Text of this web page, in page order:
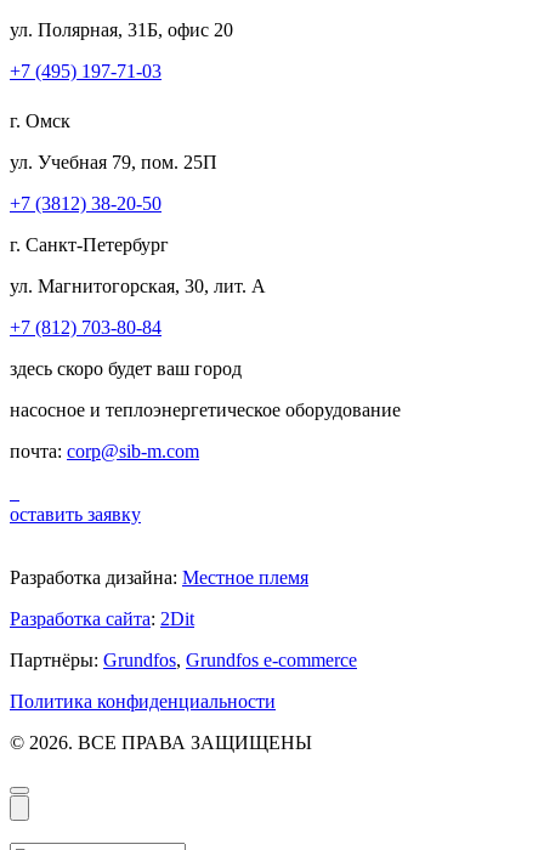
ул. Полярная, 31Б, офис 20
+7 (495) 197-71-03
г. Омск
ул. Учебная 79, пом. 25П
+7 (3812) 38-20-50
г. Санкт-Петербург
ул. Магнитогорская, 30, лит. А
+7 (812) 703-80-84
здесь скоро будет ваш город
насосное и теплоэнергетическое оборудование
почта: corp@sib-m.com
оставить заявку
Разработка дизайна: Местное племя
Разработка сайта: 2Dit
Партнёры: Grundfos, Grundfos e-commerce
Политика конфиденциальности
© 2026. ВСЕ ПРАВА ЗАЩИЩЕНЫ